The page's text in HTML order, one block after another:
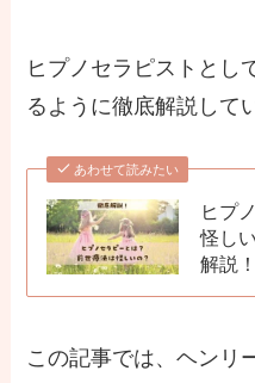
ヒプノセラピストとし
るように徹底解説して
あわせて読みたい
ヒプ
怪し
解説！
この記事では、ヘンリ